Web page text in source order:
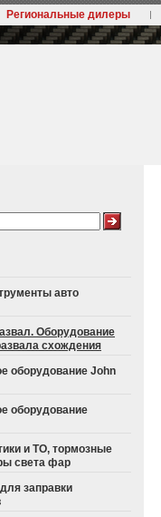
Региональные дилеры
авто
Оборудование
схождения
оборудование John
оборудование
и ТО, тормозные
света фар
заправки